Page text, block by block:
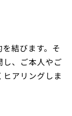
結びます。そ
、ご本人やご
アリングしま